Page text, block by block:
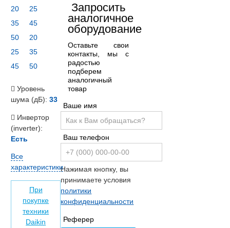
Запросить
аналогичное
оборудование
Оставьте свои
контакты, мы с
радостью
подберем
аналогичный
товар
Ваше имя
Ваш телефон
Нажимая кнопку, вы
принимаете условия
политики
конфиденциальности
Реферер
20
25
35
45
50
20
25
35
45
50
Уровень
шума (дБ): 33
Инвертор
(inverter):
Есть
Все
характеристики
При
покупке
техники
Daikin